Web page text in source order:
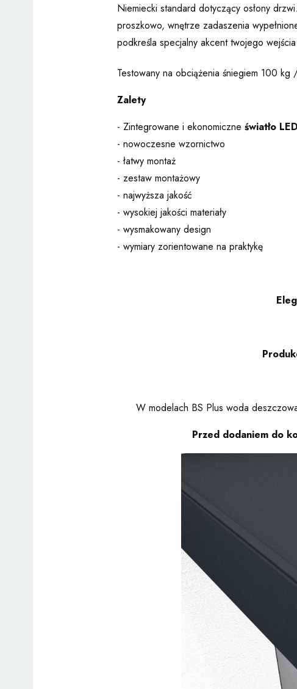
Niemiecki standard dotyczący osłony
proszkowo, wnętrze zadaszenia
podkreśla specjalny akcent twojego
Testowany na obciążenia śniegiem 100 kg
Zalety
- Zintegrowane i ekonomiczne światło LED
- nowoczesne wzornictwo
- łatwy montaż
- zestaw montażowy
- najwyższa jakość
- wysokiej jakości materiały
- wysmakowany design
- wymiary zorientowane na praktykę
W modelach BS Plus woda
Przed dodaniem do